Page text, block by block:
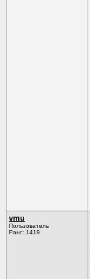
vmu
Пользователь
Ранг: 1419